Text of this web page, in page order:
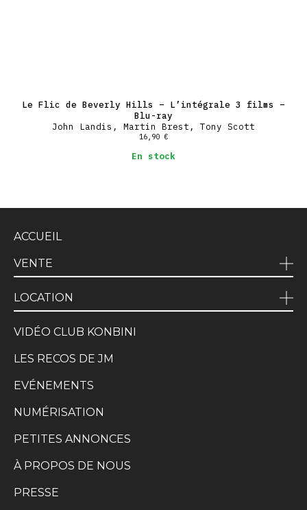
Le Flic de Beverly Hills – L’intégrale 3 films –
Blu-ray
John Landis, Martin Brest, Tony Scott
16,90 €
En stock
ACCUEIL
VENTE
LOCATION
VIDÉO CLUB KONBINI
LES RECOS DE JM
EVÉNEMENTS
NUMÉRISATION
PETITES ANNONCES
À PROPOS DE NOUS
PRESSE